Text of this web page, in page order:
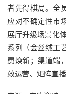
者先得棋局。全
应对不确定性市
展厅升级场景化
系列（金丝绒工
费焕新；渠道端
效运营、矩阵直播